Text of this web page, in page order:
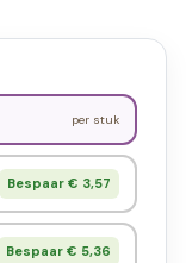
per stuk
Bespaar € 3,57
Bespaar € 5,36